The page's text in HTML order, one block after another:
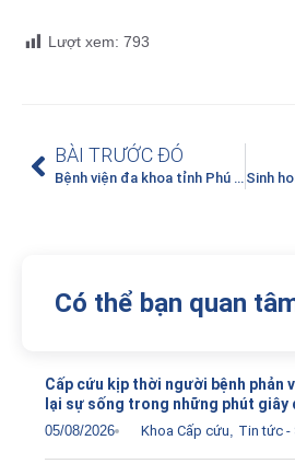
Lượt xem: 793
BÀI TRƯỚC ĐÓ
Bệnh viện đa khoa tỉnh Phú Thọ – Địa chỉ tin cậy hàng đầu trong khám chữa bệnh và chăm sóc sức khỏe nhân dân
Có thể bạn quan
Cấp cứu kịp thời người bệnh phản
lại sự sống trong những phút giây
05/08/2026 Khoa Cấp cứu Tin tức -